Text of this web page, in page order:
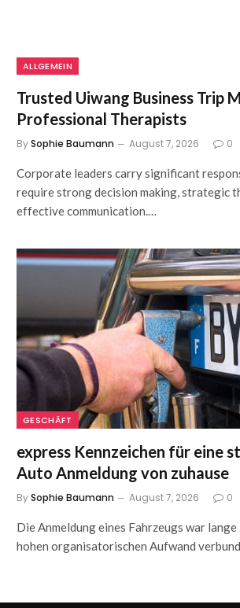
ALLGEMEIN
Trusted Uiwang Business Trip
Professional Therapists
BySophie Baumann August 7, 2026 0
Corporate leaders carry significant
require strong decision making, strategic
effective communication.…
GESCHÄFT
express Kennzeichen für eine
Auto Anmeldung von zuhause
BySophie Baumann August 7, 2026 0
Die Anmeldung eines Fahrzeugs war
hohen organisatorischen Aufwand